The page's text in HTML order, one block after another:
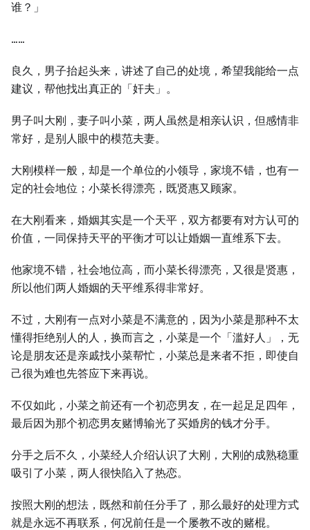
谁？」
……
良久，男子抬起头来，讲述了自己的处境，希望我能给⼀点
建议，帮他找出真正的「奸夫」。
男子叫⼤刚，妻子叫小菜，两⼈虽然是相亲认识，但感情非
常好，是别⼈眼中的模范夫妻。
⼤刚模样⼀般，却是⼀个单位的小领导，家境不错，也有⼀
定的社会地位；小菜长得漂亮，既贤惠又顾家。
在⼤刚看来，婚姻其实是⼀个天平，双方都要有对方认可的
价值，⼀同保持天平的平衡才可以让婚姻⼀直维系下去。
他家境不错，社会地位高，而小菜长得漂亮，又很是贤惠，
所以他们两⼈婚姻的天平维系得非常好。
不过，⼤刚有⼀点对小菜是不满意的，因为小菜是那种不太
懂得拒绝别⼈的⼈，换而言之，小菜是⼀个「滥好⼈」，无
论是朋友还是亲戚找小菜帮忙，小菜总是来者不拒，即使自
己很为难也先答应下来再说。
不仅如此，小菜之前还有⼀个初恋男友，在⼀起足足四年，
最后因为那个初恋男友赌博输光了买婚房的钱才分手。
分手之后不久，小菜经⼈介绍认识了⼤刚，⼤刚的成熟稳重
吸引了小菜，两⼈很快陷入了热恋。
按照⼤刚的想法，既然和前任分手了，那么最好的处理方式
就是永远不再联系，何况前任是⼀个屡教不改的赌棍。